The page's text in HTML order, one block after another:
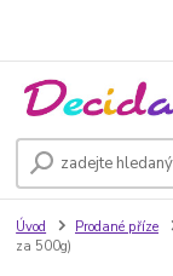
Úvod Prodané příze
za 500g)